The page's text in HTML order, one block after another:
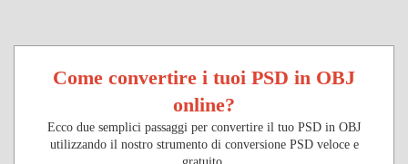
Come convertire i tuoi PSD in OBJ
online?
Ecco due semplici passaggi per convertire il tuo PSD in OBJ
utilizzando il nostro strumento di conversione PSD veloce e